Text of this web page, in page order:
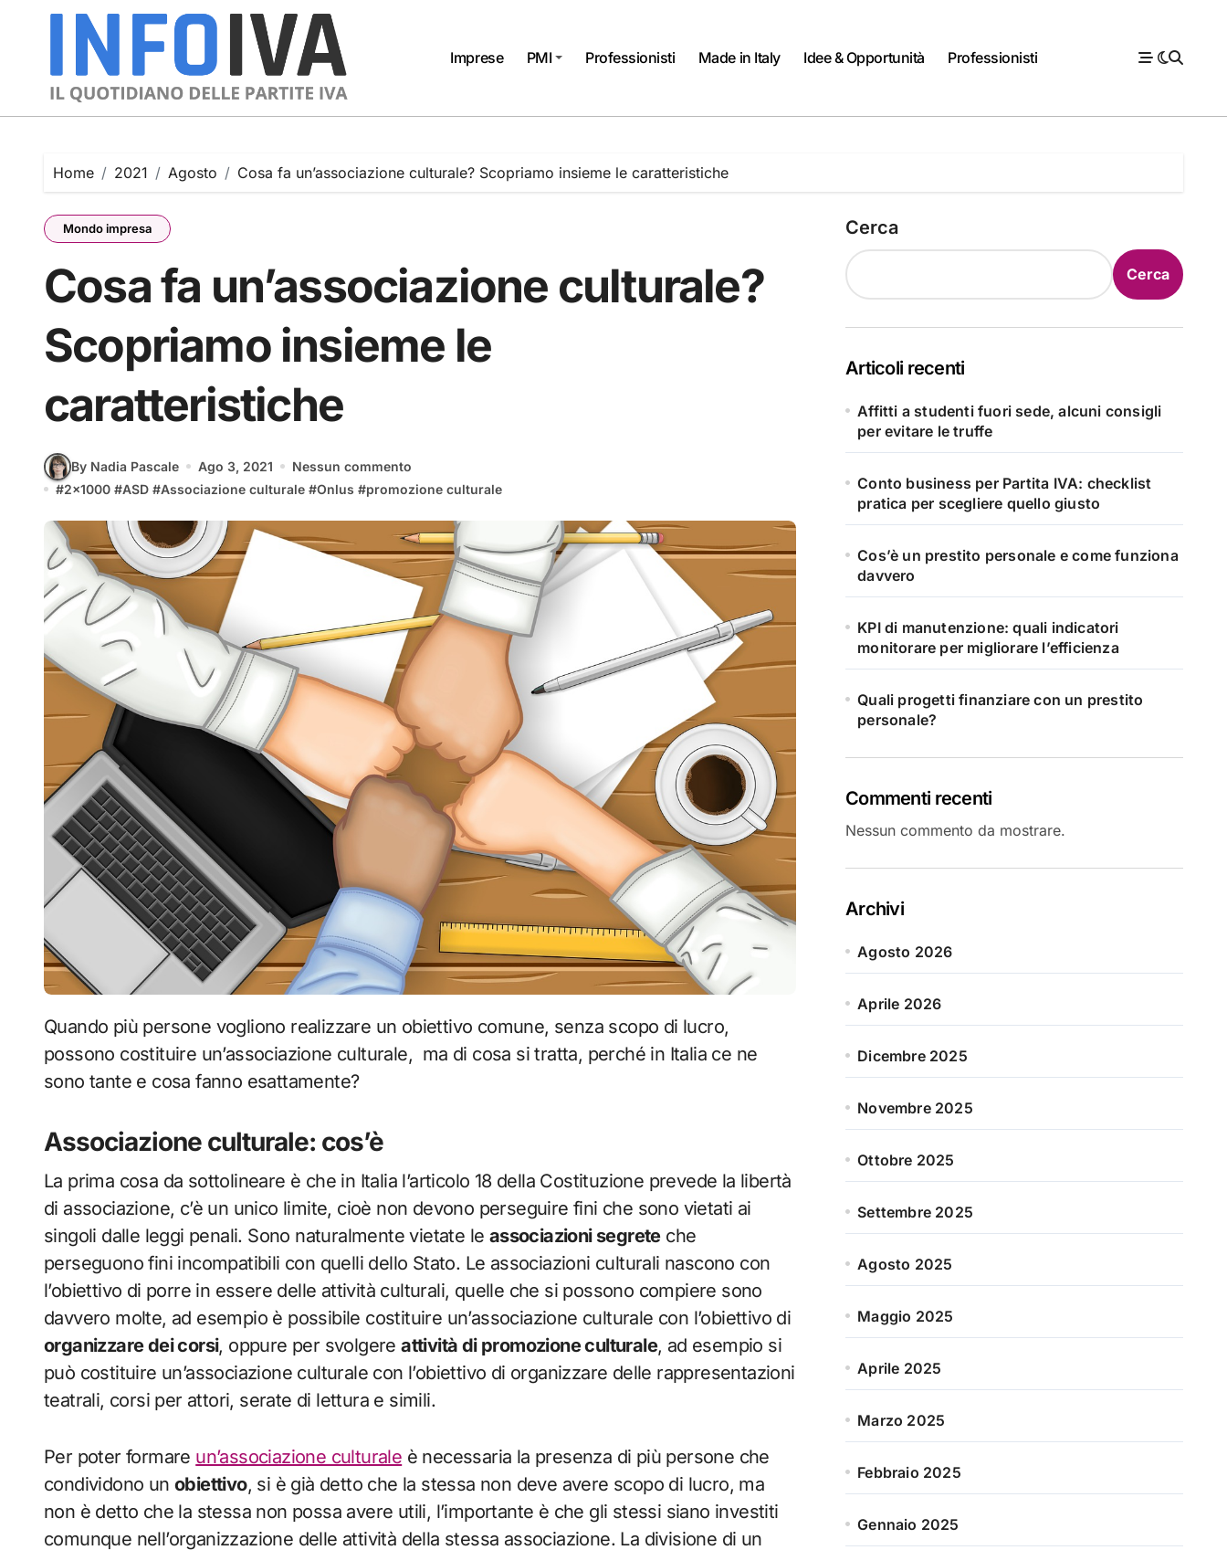
Imprese PMI Professionisti Made in Italy Idee & Opportunità Professionisti
Home 2021 Agosto Cosa fa un’associazione culturale? Scopriamo insieme le caratteristiche
Mondo impresa
Cosa fa un’associazione culturale?
Scopriamo insieme le
caratteristiche
By Nadia Pascale Ago 3, 2021
Nessun commento
#2x1000 #ASD #Associazione culturale #Onlus #promozione culturale
Quando più persone vogliono realizzare un obiettivo comune, senza scopo di lucro,
possono costituire un’associazione culturale, ma di cosa si tratta, perché in Italia ce ne
sono tante e cosa fanno esattamente?
Associazione culturale: cos’è
La prima cosa da sottolineare è che in Italia l’articolo 18 della Costituzione prevede la libertà
di associazione, c’è un unico limite, cioè non devono perseguire fini che sono vietati ai
singoli dalle leggi penali. Sono naturalmente vietate le associazioni segreteche
perseguono fini incompatibili con quelli dello Stato. Le associazioni culturali nascono con
l’obiettivo di porre in essere delle attività culturali, quelle che si possono compiere sono
davvero molte, ad esempio è possibile costituire un’associazione culturale con l’obiettivo di
organizzare dei corsi, oppure per svolgereattività di promozione culturale, ad esempio si
può costituire un’associazione culturale con l’obiettivo di organizzare delle rappresentazioni
teatrali, corsi per attori, serate di lettura e simili.
Per poter formare un’associazione culturale è necessaria la presenza di più persone che
condividono un obiettivo, si è già detto che la stessa non deve avere scopo di lucro, ma
non è detto che la stessa non possa avere utili, l’importante è che gli stessi siano investiti
comunque nell’organizzazione delle attività della stessa associazione. La divisione di un
Cerca
Cerca
Articoli recenti
Affitti a studenti fuori sede, alcuni consigli
per evitare le truffe
Conto business per Partita IVA: checklist
pratica per scegliere quello giusto
Cos’è un prestito personale e come funziona
davvero
KPI di manutenzione: quali indicatori
monitorare per migliorare l’efficienza
Quali progetti finanziare con un prestito
personale?
Commenti recenti
Nessun commento da mostrare.
Archivi
Agosto 2026
Aprile 2026
Dicembre 2025
Novembre 2025
Ottobre 2025
Settembre 2025
Agosto 2025
Maggio 2025
Aprile 2025
Marzo 2025
Febbraio 2025
Gennaio 2025